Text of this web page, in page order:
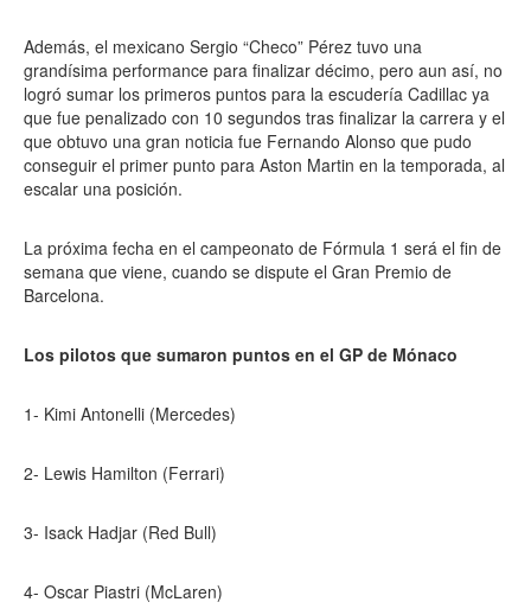
Además, el mexicano Sergio “Checo” Pérez tuvo una
grandísima performance para finalizar décimo, pero aun así, no
logró sumar los primeros puntos para la escudería Cadillac ya
que fue penalizado con 10 segundos tras finalizar la carrera y el
que obtuvo una gran noticia fue Fernando Alonso que pudo
conseguir el primer punto para Aston Martin en la temporada, al
escalar una posición.
La próxima fecha en el campeonato de Fórmula 1 será el fin de
semana que viene, cuando se dispute el Gran Premio de
Barcelona.
Los pilotos que sumaron puntos en el GP de Mónaco
1- Kimi Antonelli (Mercedes)
2- Lewis Hamilton (Ferrari)
3- Isack Hadjar (Red Bull)
4- Oscar Piastri (McLaren)